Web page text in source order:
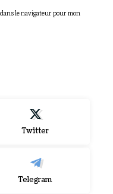
le navigateur pour mon
Twitter
Telegram